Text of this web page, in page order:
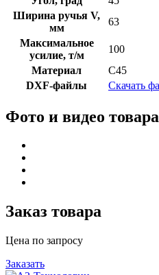
Ширина ручья V,
мм
63
Максимальное
усилие, т/м
100
Материал
C45
DXF-файлы
Скачать
Фото и видео товара
Заказ товара
Цена по запросу
Заказать